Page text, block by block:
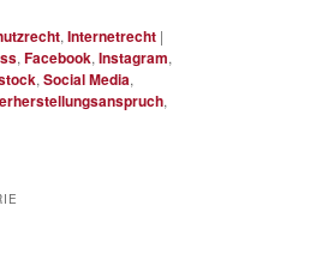
,Internetrecht |
,Facebook,Instagram,
,Social Media,
,